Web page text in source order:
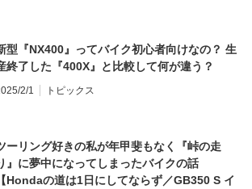
型『NX400』ってバイク初心者向けなの？ 生
終了した『400X』と比較して何が違う？
2/1 トピックス
ーリング好きの私が年甲斐もなく『峠の走
』に夢中になってしまったバイクの話
【Hondaの道は1日にしてならず／GB350 S イ